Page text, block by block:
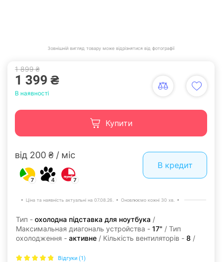
Зовнішній вигляд товару може відрізнятися від фотографії
1 899 ₴
1 399 ₴
В наявності
Купити
від 200 ₴ / міс
7 4 7
В кредит
Ціна та наявність актуальні на 07.08.26. Оновлюємо кожні 30 хв.
Тип - охолодна підставка для ноутбука /
Максимальная диагональ устройства - 17" / Тип
охолодження - активне / Кількість вентиляторів - 8 /
Відгуки (1)